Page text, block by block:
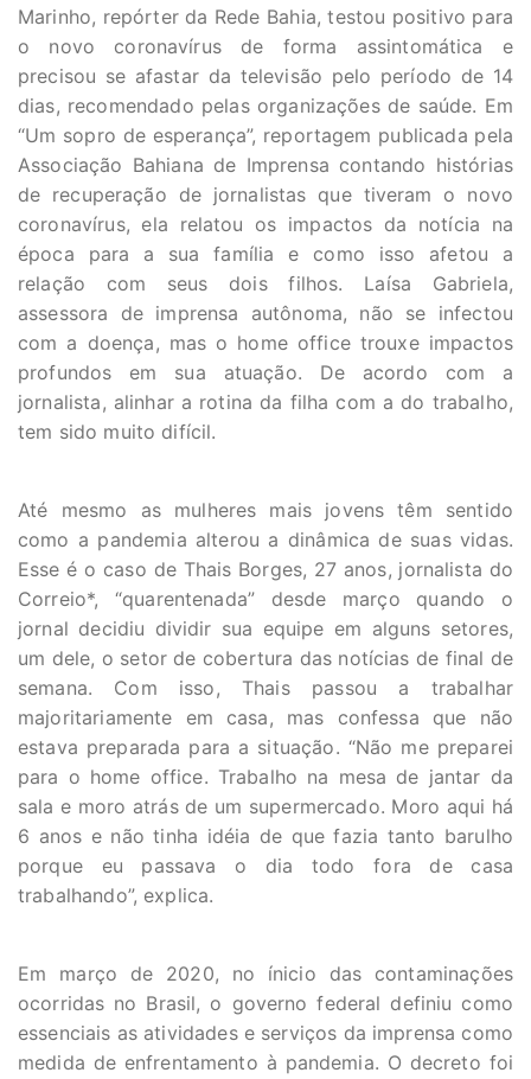
Marinho, repórter da Rede Bahia, testou positivo para
o novo coronavírus de forma assintomática e
precisou se afastar da televisão pelo período de 14
dias, recomendado pelas organizações de saúde. Em
“Um sopro de esperança”, reportagem publicada pela
Associação Bahiana de Imprensa contando histórias
de recuperação de jornalistas que tiveram o novo
coronavírus, ela relatou os impactos da notícia na
época para a sua família e como isso afetou a
relação com seus dois filhos. Laísa Gabriela,
assessora de imprensa autônoma, não se infectou
com a doença, mas o home office trouxe impactos
profundos em sua atuação. De acordo com a
jornalista, alinhar a rotina da filha com a do trabalho,
tem sido muito difícil.
Até mesmo as mulheres mais jovens têm sentido
como a pandemia alterou a dinâmica de suas vidas.
Esse é o caso de Thais Borges, 27 anos, jornalista do
Correio*, “quarentenada” desde março quando o
jornal decidiu dividir sua equipe em alguns setores,
um dele, o setor de cobertura das notícias de final de
semana. Com isso, Thais passou a trabalhar
majoritariamente em casa, mas confessa que não
estava preparada para a situação. “Não me preparei
para o home office. Trabalho na mesa de jantar da
sala e moro atrás de um supermercado. Moro aqui há
6 anos e não tinha idéia de que fazia tanto barulho
porque eu passava o dia todo fora de casa
trabalhando”, explica.
Em março de 2020, no ínicio das contaminações
ocorridas no Brasil, o governo federal definiu como
essenciais as atividades e serviços da imprensa como
medida de enfrentamento à pandemia. O decreto foi